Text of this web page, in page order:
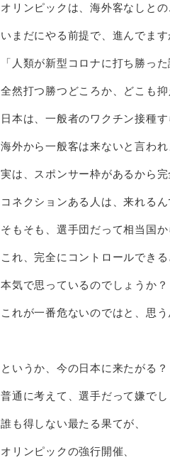
オリンピックは、海外客なしとの
いまだにやる前提で、進んでます
「人類が新型コロナに打ち勝った
全然打つ勝つどころか、どこも抑
日本は、一般者のワクチン接種す
海外から一般客は来ないと言われ
実は、スポンサー枠があるから完
コネクションある人は、来れるん
そもそも、選手団だって相当国か
これ、完全にコントロールできる
本気で思っているのでしょうか？
これが一番危ないのではと、思う
というか、今の日本に来たがる？
普通に考えて、選手だって嫌でし
誰も得しない最たる果てが、
オリンピックの強行開催、